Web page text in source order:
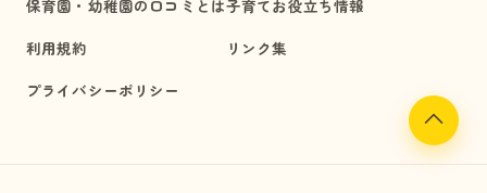
保育園・幼稚園の口コミとは
利用規約
プライバシーポリシー
子育てお役立ち情報
リンク集